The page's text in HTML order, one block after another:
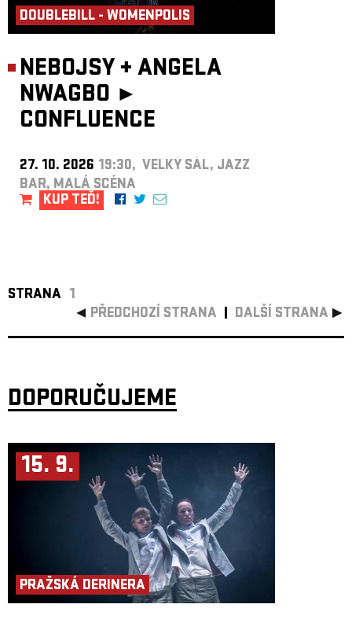
DOUBLEBILL - WOMENPOLIS
NEBOJSY + ANGELA
NWAGBO ►
CONFLUENCE
27. 10. 2026 19:30, VELKÝ SÁL, JAZZ
BAR, MALÁ SCÉNA
KUP TEĎ!
STRANA 1
PŘEDCHOZÍ STRANA
DALŠÍ STRANA
DOPORUČUJEME
15. 9.
PRAŽSKÁ DERINERA